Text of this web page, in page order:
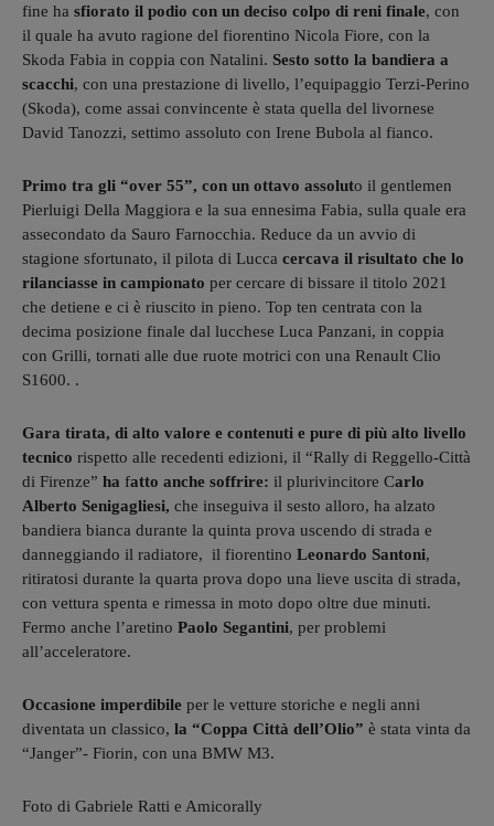
fine ha sfiorato il podio con un deciso colpo di reni finale, con
il quale ha avuto ragione del fiorentino Nicola Fiore, con la
Skoda Fabia in coppia con Natalini. Sesto sotto la bandiera a
scacchi, con una prestazione di livello, l’equipaggio Terzi-Perino
(Skoda), come assai convincente è stata quella del livornese
David Tanozzi, settimo assoluto con Irene Bubola al fianco.
Primo tra gli “over 55”, con un ottavo assoluto il gentlemen
Pierluigi Della Maggiora e la sua ennesima Fabia, sulla quale era
assecondato da Sauro Farnocchia. Reduce da un avvio di
stagione sfortunato, il pilota di Lucca cercava il risultato che lo
rilanciasse in campionato per cercare di bissare il titolo 2021
che detiene e ci è riuscito in pieno. Top ten centrata con la
decima posizione finale dal lucchese Luca Panzani, in coppia
con Grilli, tornati alle due ruote motrici con una Renault Clio
S1600. .
Gara tirata, di alto valore e contenuti e pure di più alto livello
tecnico rispetto alle recedenti edizioni, il “Rally di Reggello-Città
di Firenze” ha fatto anche soffrire: il plurivincitore Carlo
Alberto Senigagliesi, che inseguiva il sesto alloro, ha alzato
bandiera bianca durante la quinta prova uscendo di strada e
danneggiando il radiatore, il fiorentino Leonardo Santoni,
ritiratosi durante la quarta prova dopo una lieve uscita di strada,
con vettura spenta e rimessa in moto dopo oltre due minuti.
Fermo anche l’aretino Paolo Segantini, per problemi
all’acceleratore.
Occasione imperdibile per le vetture storiche e negli anni
diventata un classico, la “Coppa Città dell’Olio” è stata vinta da
“Janger”- Fiorin, con una BMW M3.
Foto di Gabriele Ratti e Amicorally